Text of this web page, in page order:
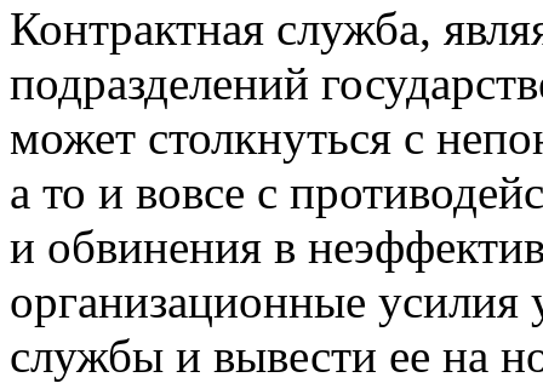
Контрактная служба,
подразделений
может столкнуться с
а то и вовсе с
и обвинения в
организационные усилия
службы и вывести ее на